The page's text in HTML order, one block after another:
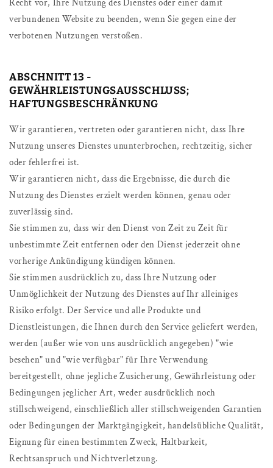
Recht vor, Ihre Nutzung des Dienstes oder einer damit
verbundenen Website zu beenden, wenn Sie gegen eine der
verbotenen Nutzungen verstoßen.
ABSCHNITT 13 -
GEWÄHRLEISTUNGSAUSSCHLUSS;
HAFTUNGSBESCHRÄNKUNG
Wir garantieren, vertreten oder garantieren nicht, dass Ihre
Nutzung unseres Dienstes ununterbrochen, rechtzeitig, sicher
oder fehlerfrei ist.
Wir garantieren nicht, dass die Ergebnisse, die durch die
Nutzung des Dienstes erzielt werden können, genau oder
zuverlässig sind.
Sie stimmen zu, dass wir den Dienst von Zeit zu Zeit für
unbestimmte Zeit entfernen oder den Dienst jederzeit ohne
vorherige Ankündigung kündigen können.
Sie stimmen ausdrücklich zu, dass Ihre Nutzung oder
Unmöglichkeit der Nutzung des Dienstes auf Ihr alleiniges
Risiko erfolgt. Der Service und alle Produkte und
Dienstleistungen, die Ihnen durch den Service geliefert werden,
werden (außer wie von uns ausdrücklich angegeben) "wie
besehen" und "wie verfügbar" für Ihre Verwendung
bereitgestellt, ohne jegliche Zusicherung, Gewährleistung oder
Bedingungen jeglicher Art, weder ausdrücklich noch
stillschweigend, einschließlich aller stillschweigenden Garantien
oder Bedingungen der Marktgängigkeit, handelsübliche Qualität,
Eignung für einen bestimmten Zweck, Haltbarkeit,
Rechtsanspruch und Nichtverletzung.